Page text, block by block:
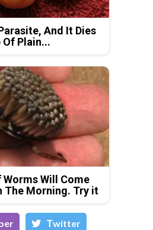
And It Dies
Of Plain...
Worms Will Come
The Morning. Try it
Тwitter